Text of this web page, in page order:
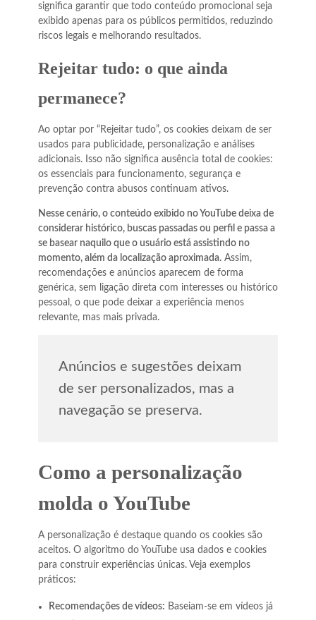
significa garantir que todo conteúdo promocional seja
exibido apenas para os públicos permitidos, reduzindo
riscos legais e melhorando resultados.
Rejeitar tudo: o que ainda
permanece?
Ao optar por “Rejeitar tudo”, os cookies deixam de ser
usados para publicidade, personalização e análises
adicionais. Isso não significa ausência total de cookies:
os essenciais para funcionamento, segurança e
prevenção contra abusos continuam ativos.
Nesse cenário, o conteúdo exibido no YouTube deixa de
considerar histórico, buscas passadas ou perfil e passa a
se basear naquilo que o usuário está assistindo no
momento, além da localização aproximada.Assim,
recomendações e anúncios aparecem de forma
genérica, sem ligação direta com interesses ou histórico
pessoal, o que pode deixar a experiência menos
relevante, mas mais privada.
Anúncios e sugestões deixam
de ser personalizados, mas a
navegação se preserva.
Como a personalização
molda o YouTube
A personalização é destaque quando os cookies são
aceitos. O algoritmo do YouTube usa dados e cookies
para construir experiências únicas. Veja exemplos
práticos:
Recomendações de vídeos: Baseiam-se em vídeos já